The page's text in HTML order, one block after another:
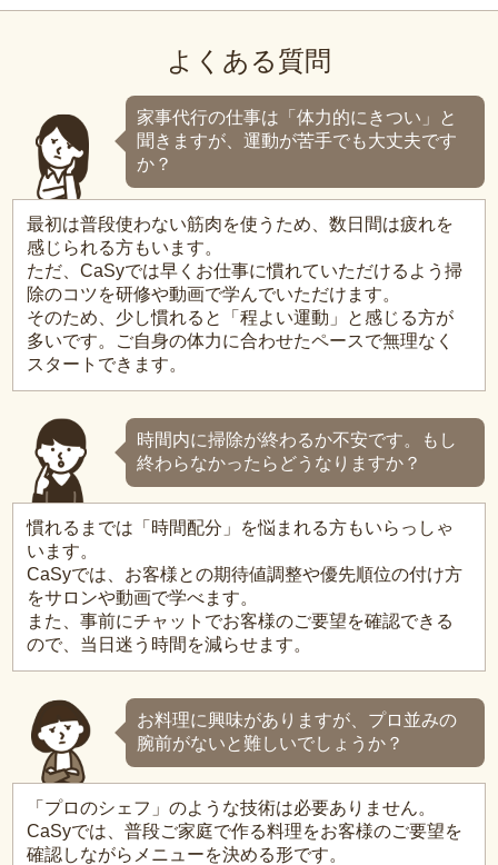
よくある質問
家事代行の仕事は「体力的にきつい」と
聞きますが、運動が苦手でも大丈夫です
か？
最初は普段使わない筋肉を使うため、数日間は疲れを
感じられる方もいます。
ただ、CaSyでは早くお仕事に慣れていただけるよう掃
除のコツを研修や動画で学んでいただけます。
そのため、少し慣れると「程よい運動」と感じる方が
多いです。ご自身の体力に合わせたペースで無理なく
スタートできます。
時間内に掃除が終わるか不安です。もし
終わらなかったらどうなりますか？
慣れるまでは「時間配分」を悩まれる方もいらっしゃ
います。
CaSyでは、お客様との期待値調整や優先順位の付け方
をサロンや動画で学べます。
また、事前にチャットでお客様のご要望を確認できる
ので、当日迷う時間を減らせます。
お料理に興味がありますが、プロ並みの
腕前がないと難しいでしょうか？
「プロのシェフ」のような技術は必要ありません。
CaSyでは、普段ご家庭で作る料理をお客様のご要望を
確認しながらメニューを決める形です。